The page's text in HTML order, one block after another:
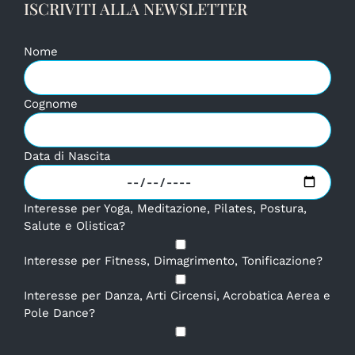
ISCRIVITI ALLA NEWSLETTER
Nome
Cognome
Data di Nascita
Interesse per Yoga, Meditazione, Pilates, Postura,
Salute e Olistica?
Interesse per Fitness, Dimagrimento, Tonificazione?
Interesse per Danza, Arti Circensi, Acrobatica Aerea e
Pole Dance?